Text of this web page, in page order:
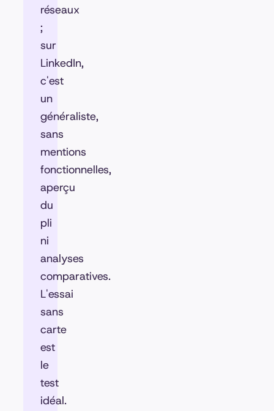
réseaux
;
sur
LinkedIn,
c'est
un
généraliste,
sans
mentions
fonctionnelles,
aperçu
du
pli
ni
analyses
comparatives.
L'essai
sans
carte
est
le
test
idéal.